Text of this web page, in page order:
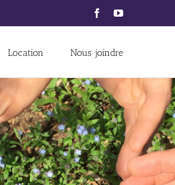
FacebookYouTube
Location Nous joindre